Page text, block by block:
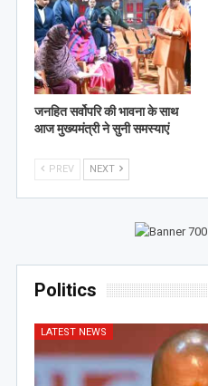
जनहित सर्वोपरि की भावना के साथ
आज मुख्यमंत्री ने सुनी समस्याएं
PREV NEXT
Politics
LATEST NEWS